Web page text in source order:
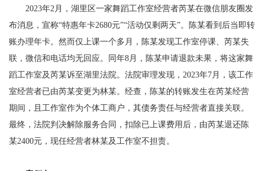
2023年2月，湖里区一家舞蹈工作室经营者芮某在微信朋友圈发
布消息，宣称“特惠年卡2680元”“活动仅剩两天”。陈某看到后当即转
账办理年卡。然而仅上课一个多月，陈某发现工作室停课、芮某失
联，微信和电话均无回应。同年8月，陈某申请退款未果，将这家舞
蹈工作室及芮某诉至湖里法院。法院审理发现，2023年7月，该工作
室经营者已由芮某变更为林某。经查，陈某的转账发生在芮某经营
期间，且工作室作为个体工商户，其债务责任与经营者直接关联。
最终，法院判决解除服务合同，扣除已上课费用后，由芮某退还陈
某2400元，现任经营者林某及工作室不担责。